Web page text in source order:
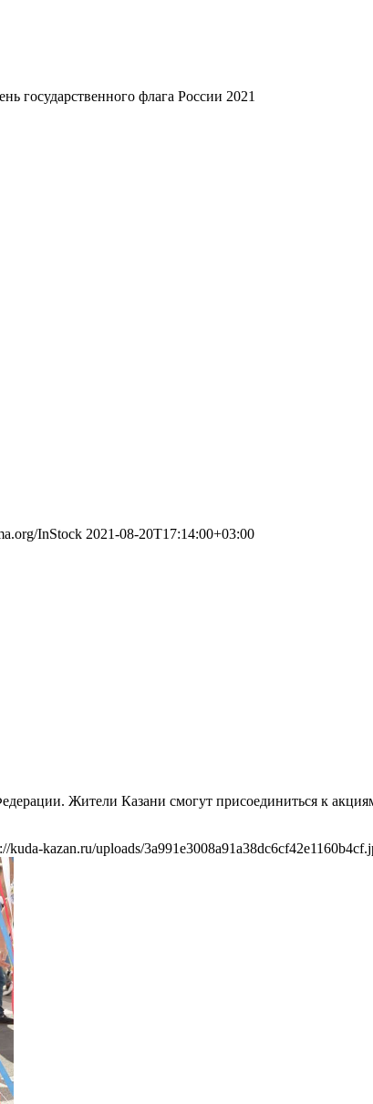
государственного флага России 2021
InStock 2021-08-20T17:14:00+03:00
Жители Казани смогут присоединиться к
kuda-kazan.ru/uploads/